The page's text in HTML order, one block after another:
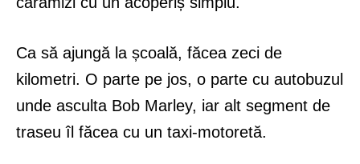
Ca să ajungă la școală, făcea zeci de
kilometri. O parte pe jos, o parte cu autobuzul
unde asculta Bob Marley, iar alt segment de
traseu îl făcea cu un taxi-motoretă.